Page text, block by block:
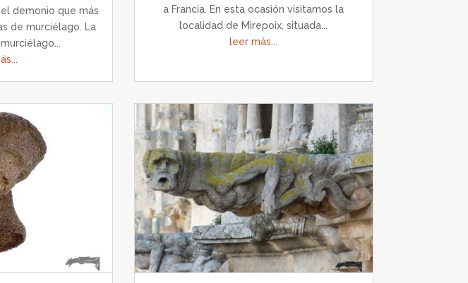
demonio que más
de murciélago. La
a Francia. En esta ocasión visitamos la
localidad de Mirepoix, situada...
leer más...